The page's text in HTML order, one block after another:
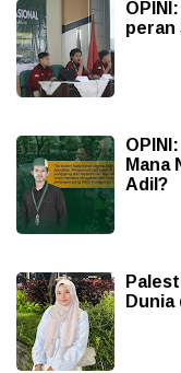
peran
Mana
Adil?